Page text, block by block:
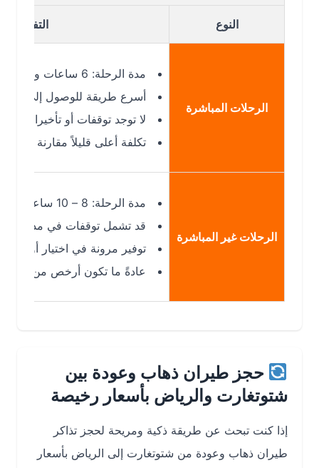
التفاصيل
الرحلات المباشرة
مدة الرحلة: 6 ساعات و30 دقيقة
أسرع طريقة للوصول إلى الرياض
لا توجد توقفات أو تأخيرات إضافية
تكلفة أعلى قليلاً مقارنة بالرحلات
الرحلات غير المباشرة
مدة الرحلة: 8 – 10 ساعات حسب التوقف
قد تشمل توقفات في مدن مثل دبي
توفير مرونة في اختيار أوقات
عادةً ما تكون أرخص من الرحلات
حجز طيران ذهاب وعودة بين
شتوتغارت والرياض بأسعار رخيصة
إذا كنت تبحث عن طريقة ذكية ومريحة لحجز تذاكر
طيران ذهاب وعودة من شتوتغارت إلى الرياض بأسعار